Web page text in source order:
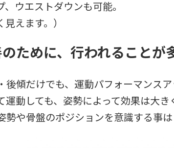
、ウエストダウンも可能。
見えます。）
ために、行われることが
後傾だけでも、運動パフォーマンスア
運動しても、姿勢によって効果は大き
勢や骨盤のポジションを意識する事は